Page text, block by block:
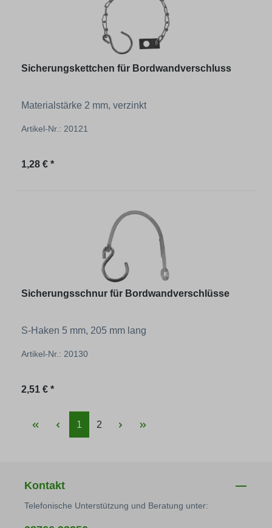
Sicherungskettchen für Bordwandverschluss
Materialstärke 2 mm, verzinkt
Artikel-Nr.: 20121
Regulärer Preis:
1,28 € *
Sicherungsschnur für Bordwandverschlüsse
S-Haken 5 mm, 205 mm lang
Artikel-Nr.: 20130
Regulärer Preis:
2,51 € *
Seite
1 Seite
2
Kontakt
Telefonische Unterstützung und Beratung unter: